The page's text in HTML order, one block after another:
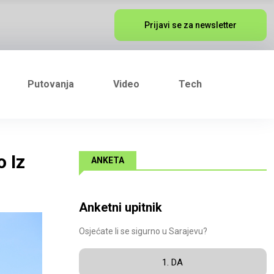
Prijavi se za newsletter
Putovanja Video Tech
Iz
ANKETA
Anketni upitnik
Osjećate li se sigurno u Sarajevu?
1. DA